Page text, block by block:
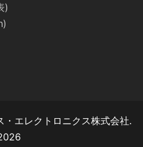
)
エレクトロニクス株式会社.